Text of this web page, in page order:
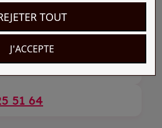
Réunion
Carrefour, 1 Av. Des
51 64
TOUT
J'ACCEPTE